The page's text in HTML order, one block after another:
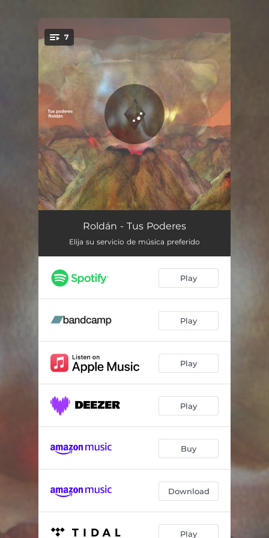
You're all set!
7
Ocasión
La Potencia 03:06
Cabalga 03:10
Sucesos 03:02
Atesora 04:32
Poderes 09:30
Roldán - Tus Poderes
Elija su servicio de música preferido
Play
Play
Play
Play
Buy
Download
Play